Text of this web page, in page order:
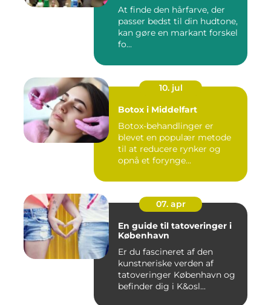
At finde den hårfarve, der
passer bedst til din hudtone,
kan gøre en markant forskel
fo...
10. jul
Botox i Middelfart
Botox-behandlinger er
blevet en populær metode
til at reducere rynker og
opnå et forynge...
07. apr
En guide til tatoveringer i
København
Er du fascineret af den
kunstneriske verden af
tatoveringer København og
befinder dig i K&osl...